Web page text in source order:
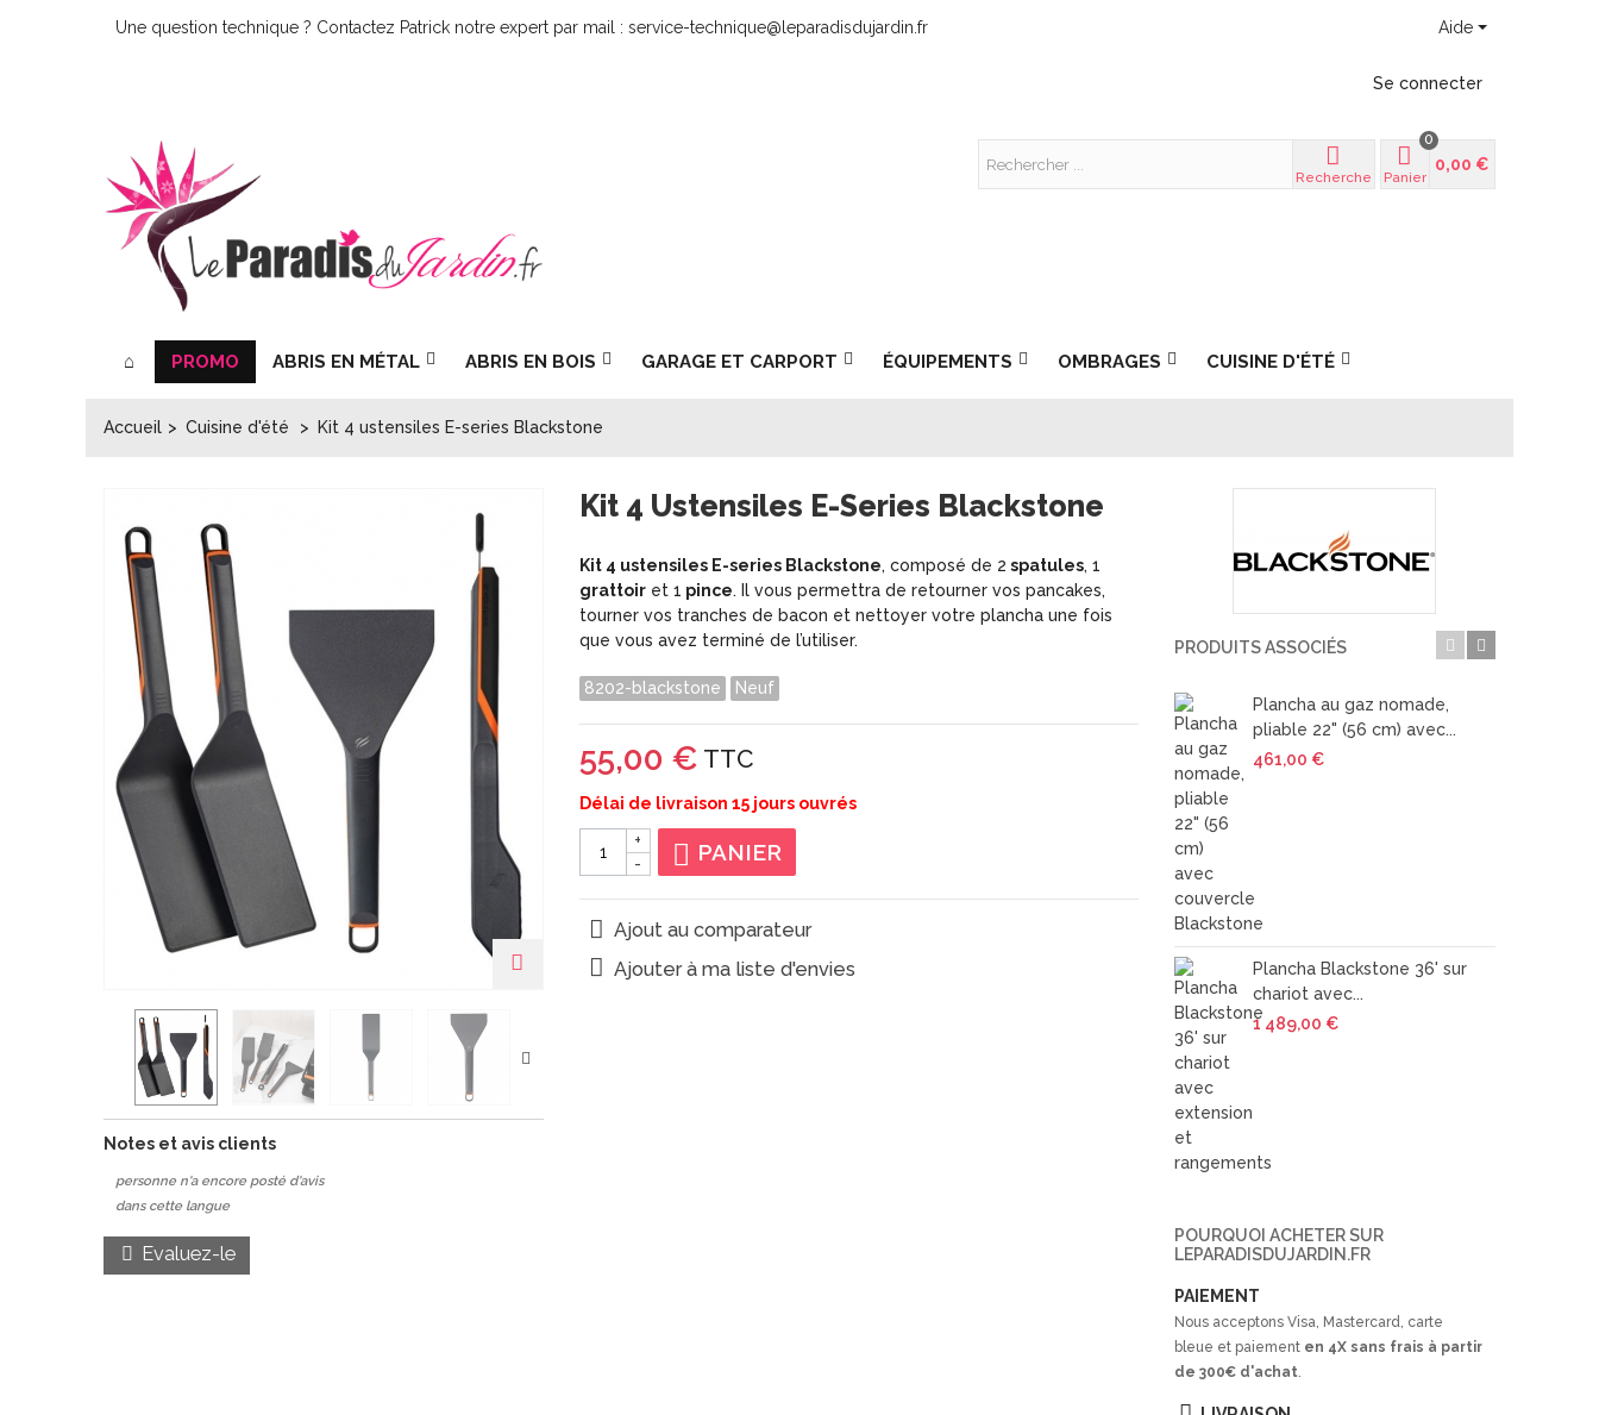
Aide
Une question technique ? Contactez Patrick notre expert par mail : service-technique@leparadisdujardin.fr
Se connecter
Recherche Panier
0
0,00 €
PROMO ABRIS EN MÉTAL ABRIS EN BOIS GARAGE ET CARPORT ÉQUIPEMENTS OMBRAGES CUISINE D'ÉTÉ
Accueil > Cuisine d'été > Kit 4 ustensiles E-series Blackstone
Notes et avis clients
personne n'a encore posté d'avis
dans cette langue
Evaluez-le
Kit 4 Ustensiles E-Series Blackstone
Kit 4 ustensiles E-series Blackstone, composé de 2 spatules, 1
grattoiret 1 pince. Il vous permettra de retourner vos pancakes,
tourner vos tranches de bacon et nettoyer votre plancha une fois
que vous avez terminé de l’utiliser.
8202-blackstone Neuf
55,00 € TTC
Délai de livraison 15 jours ouvrés
-
+ PANIER
Ajout au comparateur
Ajouter à ma liste d'envies
PRODUITS ASSOCIÉS
Plancha au gaz nomade,
pliable 22" (56 cm) avec...
461,00 €
Plancha Blackstone 36' sur
chariot avec...
1 489,00 €
POURQUOI ACHETER SUR
LEPARADISDUJARDIN.FR
PAIEMENT
Nous acceptons Visa, Mastercard, carte
bleue et paiement en 4X sans frais à partir
de 300€ d'achat.